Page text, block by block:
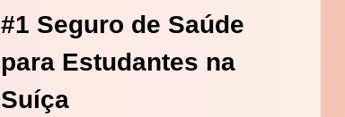
#1 Seguro de Saúde
para Estudantes na
Suíça